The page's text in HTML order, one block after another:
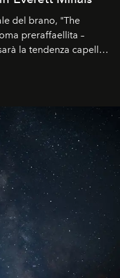
del brano, "The
preraffaellita –
la tendenza capelli